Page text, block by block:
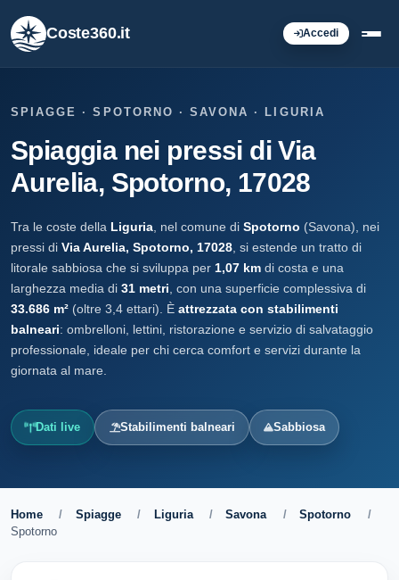
Coste360.it Accedi
SPIAGGE · SPOTORNO · SAVONA · LIGURIA
Spiaggia nei pressi di Via
Aurelia, Spotorno, 17028
Tra le coste della Liguria , nel comune di Spotorno (Savona), nei
pressi di Via Aurelia, Spotorno, 17028 , si estende un tratto di
litorale sabbiosa che si sviluppa per 1,07 km di costa e una
larghezza media di 31 metri , con una superficie complessiva di
33.686 m² (oltre 3,4 ettari). È attrezzata con stabilimenti
balneari: ombrelloni, lettini, ristorazione e servizio di salvataggio
professionale, ideale per chi cerca comfort e servizi durante la
giornata al mare.
Dati live Stabilimenti balneari Sabbiosa
Home / Spiagge / Liguria / Savona / Spotorno
/
Spotorno